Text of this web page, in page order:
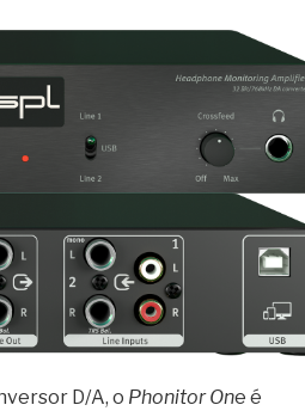
D/A, o Phonitor One é